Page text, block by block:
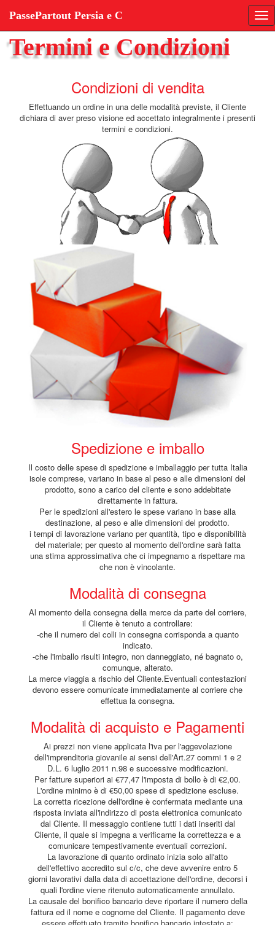
PassePartout Persia e C
Termini e Condizioni
Condizioni di vendita
Effettuando un ordine in una delle modalità previste, il Cliente
dichiara di aver preso visione ed accettato integralmente i presenti
termini e condizioni.
Spedizione e imballo
Il costo delle spese di spedizione e imballaggio per tutta Italia
isole comprese, variano in base al peso e alle dimensioni del
prodotto, sono a carico del cliente e sono addebitate
direttamente in fattura.
Per le spedizioni all'estero le spese variano in base alla
destinazione, al peso e alle dimensioni del prodotto.
i tempi di lavorazione variano per quantità, tipo e disponibilità
del materiale; per questo al momento dell'ordine sarà fatta
una stima approssimativa che ci impegnamo a rispettare ma
che non è vincolante.
Modalità di consegna
Al momento della consegna della merce da parte del corriere,
il Cliente è tenuto a controllare:
-che il numero dei colli in consegna corrisponda a quanto
indicato.
-che l'imballo risulti integro, non danneggiato, né bagnato o,
comunque, alterato.
La merce viaggia a rischio del Cliente.Eventuali contestazioni
devono essere comunicate immediatamente al corriere che
effettua la consegna.
Modalità di acquisto e Pagamenti
Ai prezzi non viene applicata l'iva per l'aggevolazione
dell'imprenditoria giovanile ai sensi dell'Art.27 commi 1 e 2
D.L. 6 luglio 2011 n.98 e successive modificazioni.
Per fatture superiori ai €77,47 l'imposta di bollo è di €2,00.
L'ordine minimo è di €50,00 spese di spedizione escluse.
La corretta ricezione dell'ordine è confermata mediante una
risposta inviata all'indirizzo di posta elettronica comunicato
dal Cliente. Il messaggio contiene tutti i dati inseriti dal
Cliente, il quale si impegna a verificarne la correttezza e a
comunicare tempestivamente eventuali correzioni.
La lavorazione di quanto ordinato inizia solo all'atto
dell'effettivo accredito sul c/c, che deve avvenire entro 5
giorni lavorativi dalla data di accettazione dell'ordine, decorsi i
quali l'ordine viene ritenuto automaticamente annullato.
La causale del bonifico bancario deve riportare il numero della
fattura ed il nome e cognome del Cliente. Il pagamento deve